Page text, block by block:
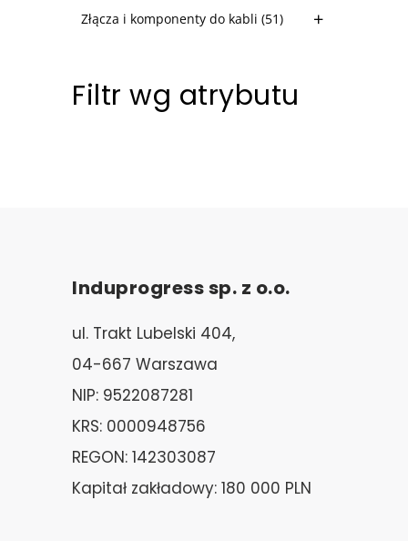
Złącza i komponenty do kabli (51)
Filtr wg atrybutu
Induprogress sp. z o.o.
ul. Trakt Lubelski 404,
04-667 Warszawa
NIP: 9522087281
KRS: 0000948756
REGON: 142303087
Kapitał zakładowy: 180 000 PLN